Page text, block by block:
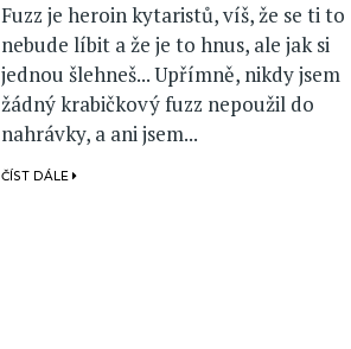
Fuzz je heroin kytaristů, víš, že se ti to
nebude líbit a že je to hnus, ale jak si
jednou šlehneš... Upřímně, nikdy jsem
žádný krabičkový fuzz nepoužil do
nahrávky, a ani jsem...
ČÍST DÁLE